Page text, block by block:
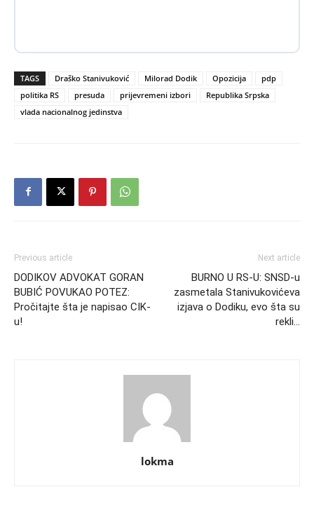
TAGS Draško Stanivuković Milorad Dodik Opozicija
pdp
politika RS
presuda prijevremeni izbori
Republika Srpska
vlada nacionalnog jedinstva
Previous article
DODIKOV ADVOKAT GORAN
BUBIĆ POVUKAO POTEZ:
Pročitajte šta je napisao CIK-
u!
Next article
BURNO U RS-U: SNSD-u
zasmetala Stanivukovićeva
izjava o Dodiku, evo šta su
rekli…
lokma